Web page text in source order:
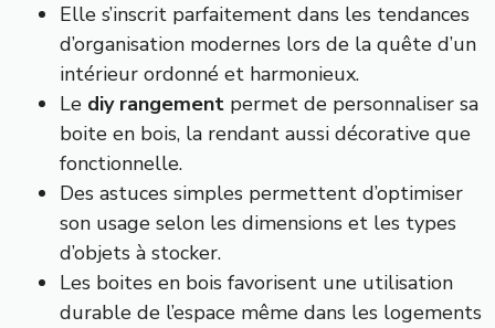
Elle s’inscrit parfaitement dans les tendances
d’organisation modernes lors de la quête d’un
intérieur ordonné et harmonieux.
Le diy rangement permet de personnaliser sa
boite en bois, la rendant aussi décorative que
fonctionnelle.
Des astuces simples permettent d’optimiser
son usage selon les dimensions et les types
d’objets à stocker.
Les boites en bois favorisent une utilisation
durable de l’espace même dans les logements